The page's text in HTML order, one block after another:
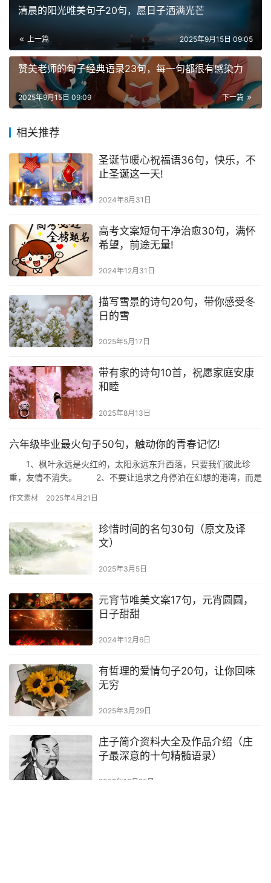
清晨的阳光唯美句子20句，愿日子洒满光芒
上一篇 2025年9月15日 09:05
赞美老师的句子经典语录23句，每一句都很有感染力
下一篇
2025年9月15日 09:09
相关推荐
圣诞节暖心祝福语36句，快乐，不
止圣诞这一天!
2024年8月31日
高考文案短句干净治愈30句，满怀
希望，前途无量!
2024年12月31日
描写雪景的诗句20句，带你感受冬
日的雪
2025年5月17日
带有家的诗句10首，祝愿家庭安康
和睦
2025年8月13日
六年级毕业最火句子50句，触动你的青春记忆!
1、枫叶永远是火红的，太阳永远东升西落，只要我们彼此珍
重，友情不消失。 2、不要让追求之舟停泊在幻想的港湾，而是
作文素材 2025年4月21日
珍惜时间的名句30句（原文及译
文）
2025年3月5日
元宵节唯美文案17句，元宵圆圆，
日子甜甜
2024年12月6日
有哲理的爱情句子20句，让你回味
无穷
2025年3月29日
庄子简介资料大全及作品介绍（庄
子最深意的十句精髓语录）
2022年12月25日